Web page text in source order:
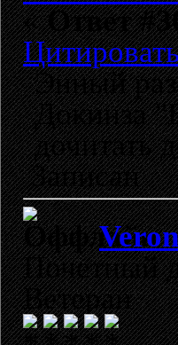
«Ответ
Энный
Докинза
дочитать
Записан
Почетный
Ветеран